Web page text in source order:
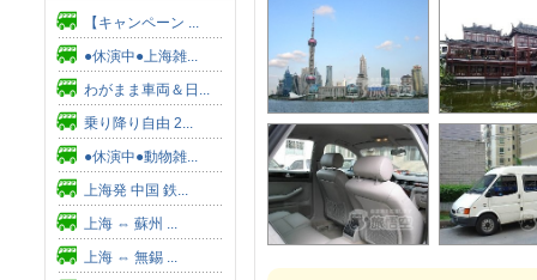
【キャンペーン ...
●休演中●上海雑...
わがまま車両＆日...
乗り降り自由 2...
●休演中●動物雑...
上海発 中国 鉄...
上海 ⇔ 蘇州 ...
上海 ⇔ 無錫 ...